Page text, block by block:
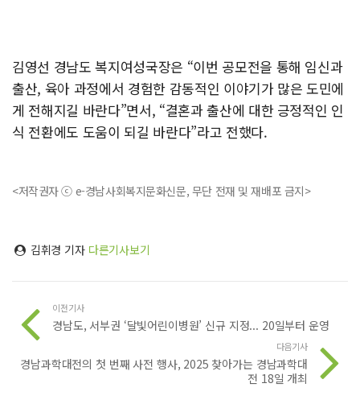
김영선 경남도 복지여성국장은 “이번 공모전을 통해 임신과
출산, 육아 과정에서 경험한 감동적인 이야기가 많은 도민에
게 전해지길 바란다”면서, “결혼과 출산에 대한 긍정적인 인
식 전환에도 도움이 되길 바란다”라고 전했다.
<저작권자 ⓒ e-경남사회복지문화신문, 무단 전재 및 재배포 금지>
김휘경 기자 다른기사보기
이전기사
경남도, 서부권 ‘달빛어린이병원’ 신규 지정... 20일부터 운영
다음기사
경남과학대전의 첫 번째 사전 행사, 2025 찾아가는 경남과학대
전 18일 개최